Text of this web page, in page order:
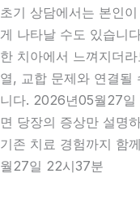
초기 상담에서는 본인
게 나타날 수도 있습니
한 치아에서 느껴지더
열, 교합 문제와 연결될
니다. 2026년05월27일
면 당장의 증상만 설명
기존 치료 경험까지 함
월27일 22시37분